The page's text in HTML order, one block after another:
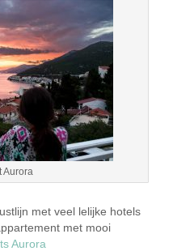
Aurora
met veel lelijke hotels
met mooi
Aurora